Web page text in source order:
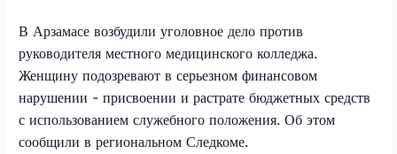
В Арзамасе возбудили уголовное дело против
руководителя местного медицинского колледжа.
Женщину подозревают в серьезном финансовом
нарушении - присвоении и растрате бюджетных средств
с использованием служебного положения. Об этом
сообщили в региональном Следкоме.